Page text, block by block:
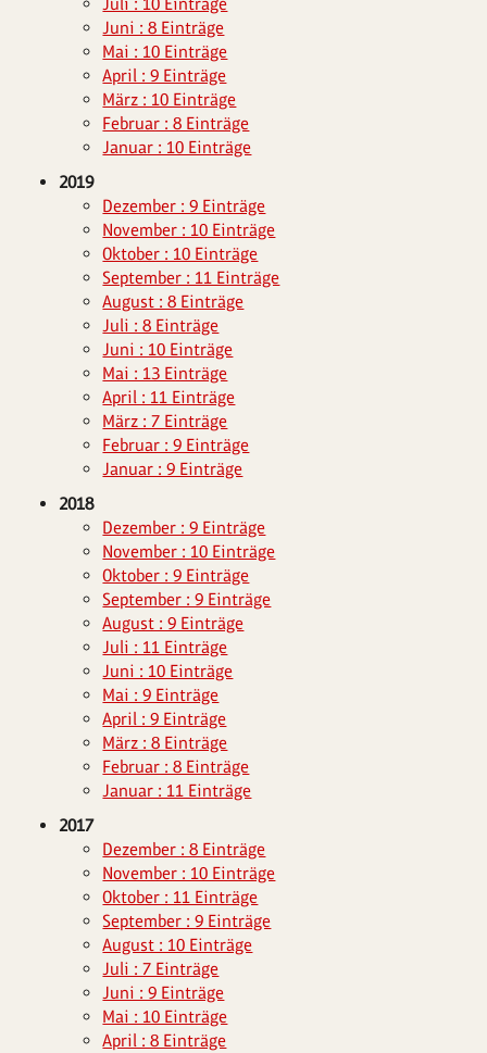
Juni : 8 Einträge
Mai : 10 Einträge
April : 9 Einträge
März : 10 Einträge
Februar : 8 Einträge
Januar : 10 Einträge
2019
Dezember : 9 Einträge
November : 10 Einträge
Oktober : 10 Einträge
September : 11 Einträge
August : 8 Einträge
Juli : 8 Einträge
Juni : 10 Einträge
Mai : 13 Einträge
April : 11 Einträge
März : 7 Einträge
Februar : 9 Einträge
Januar : 9 Einträge
2018
Dezember : 9 Einträge
November : 10 Einträge
Oktober : 9 Einträge
September : 9 Einträge
August : 9 Einträge
Juli : 11 Einträge
Juni : 10 Einträge
Mai : 9 Einträge
April : 9 Einträge
März : 8 Einträge
Februar : 8 Einträge
Januar : 11 Einträge
2017
Dezember : 8 Einträge
November : 10 Einträge
Oktober : 11 Einträge
September : 9 Einträge
August : 10 Einträge
Juli : 7 Einträge
Juni : 9 Einträge
Mai : 10 Einträge
April : 8 Einträge